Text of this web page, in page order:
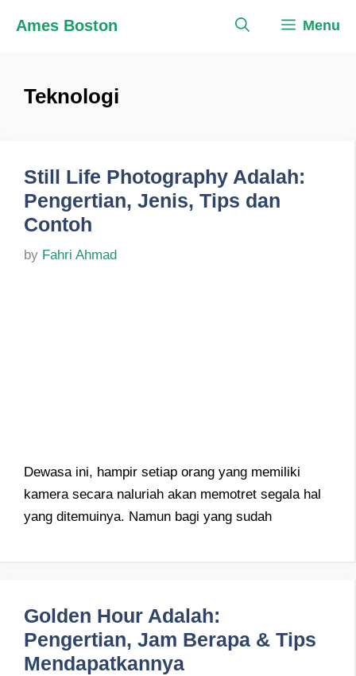
Ames Boston Menu
Teknologi
Still Life Photography Adalah:
Pengertian, Jenis, Tips dan
Contoh
by Fahri Ahmad
Dewasa ini, hampir setiap orang yang memiliki
kamera secara naluriah akan memotret segala hal
yang ditemuinya. Namun bagi yang sudah
Golden Hour Adalah:
Pengertian, Jam Berapa & Tips
Mendapatkannya